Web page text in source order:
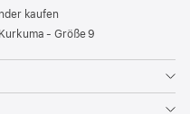
kaufen
- Größe 9